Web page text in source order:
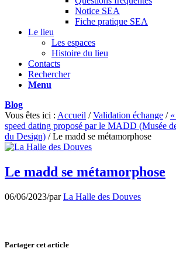
Notice SEA
Fiche pratique SEA
Le lieu
Les espaces
Histoire du lieu
Contacts
Rechercher
Menu
Blog
Vous êtes ici : Accueil / Validation échange /
speed dating proposé par le MADD (Musée
du Design) / Le madd se métamorphose
Le madd se métamorphose
06/06/2023/parLa Halle des Douves
Partager cet article